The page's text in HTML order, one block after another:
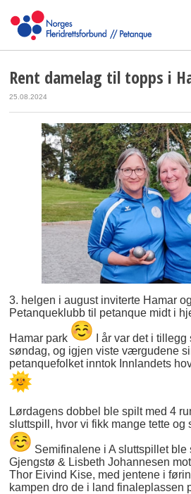
Rent damelag til topps i
25.08.2024
3. helgen i august inviterte Hamar
Petanqueklubb til petanque midt i
Hamar park
I år var det i
søndag, og igjen viste værgudene
petanquefolket inntok Innlandets
Lørdagens dobbel ble spilt med 4
sluttspill, hvor vi fikk mange tette og
Semifinalene i A sluttspillet ble
Gjengstø & Lisbeth Johannesen
Thor Eivind Kise, med jentene i
kampen dro de i land finaleplassen